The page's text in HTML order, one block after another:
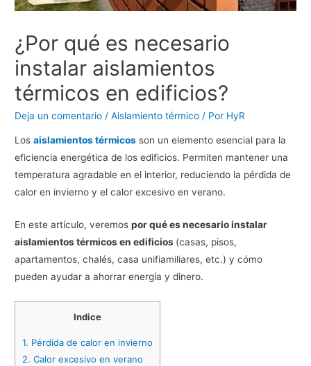
¿Por qué es necesario
instalar aislamientos
térmicos en edificios?
Deja un comentario /Aislamiento térmico / Por HyR
Losaislamientos térmicos son un elemento esencial para la
eficiencia energética de los edificios. Permiten mantener una
temperatura agradable en el interior, reduciendo la pérdida de
calor en invierno y el calor excesivo en verano.
En este artículo, veremospor qué es necesario instalar
aislamientos térmicos en edificios (casas, pisos,
apartamentos, chalés, casa unifiamiliares, etc.) y cómo
pueden ayudar a ahorrar energía y dinero.
Indice
1. Pérdida de calor en invierno
2. Calor excesivo en verano